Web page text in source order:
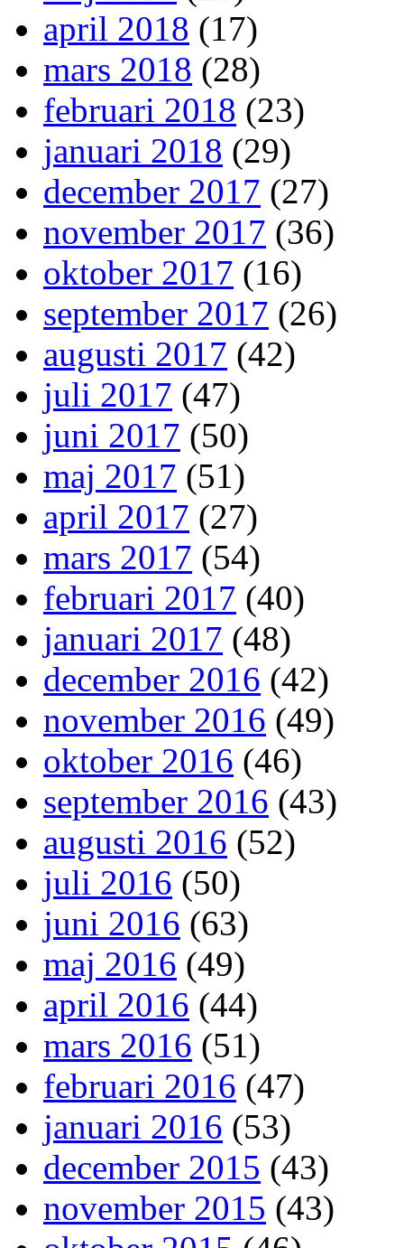
april 2018 (17)
mars 2018 (28)
februari 2018 (23)
januari 2018 (29)
december 2017 (27)
november 2017 (36)
oktober 2017 (16)
september 2017 (26)
augusti 2017 (42)
juli 2017 (47)
juni 2017 (50)
maj 2017 (51)
april 2017 (27)
mars 2017 (54)
februari 2017 (40)
januari 2017 (48)
december 2016 (42)
november 2016 (49)
oktober 2016 (46)
september 2016 (43)
augusti 2016 (52)
juli 2016 (50)
juni 2016 (63)
maj 2016 (49)
april 2016 (44)
mars 2016 (51)
februari 2016 (47)
januari 2016 (53)
december 2015 (43)
november 2015 (43)